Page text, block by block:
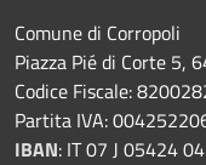
Comune di Corropoli
Piazza Pié di Corte 5,
Codice Fiscale:
Partita IVA:
IBAN: IT 07 J 05424